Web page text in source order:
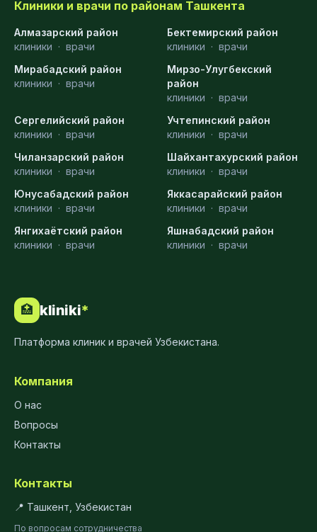
Клиники и врачи по районам Ташкента
Алмазарский район
клиники · врачи
Бектемирский район
клиники · врачи
Мирабадский район
клиники · врачи
Мирзо-Улугбекский
район
клиники · врачи
Сергелийский район
клиники · врачи
Учтепинский район
клиники · врачи
Чиланзарский район
клиники · врачи
Шайхантахурский район
клиники · врачи
Юнусабадский район
клиники · врачи
Яккасарайский район
клиники · врачи
Янгихаётский район
клиники · врачи
Яшнабадский район
клиники · врачи
🏥 kliniki*
Платформа клиник и врачей Узбекистана.
Компания
О нас
Вопросы
Контакты
Контакты
📍 Ташкент, Узбекистан
По вопросам сотрудничества